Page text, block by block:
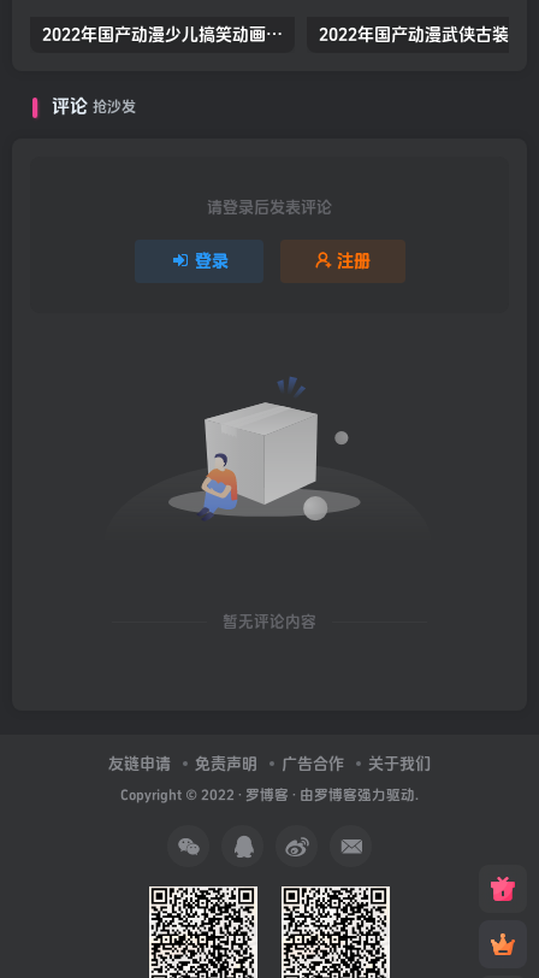
2022年国产动漫少儿搞笑动画《熊出没之怪兽计划2》高清无水印动漫海报
评论 抢沙发
请登录后发表评论
登录 注册
暂无评论内容
友链申请 免责声明 广告合作 关于我们
Copyright © 2022 · 罗博客 · 由罗博客强力驱动.